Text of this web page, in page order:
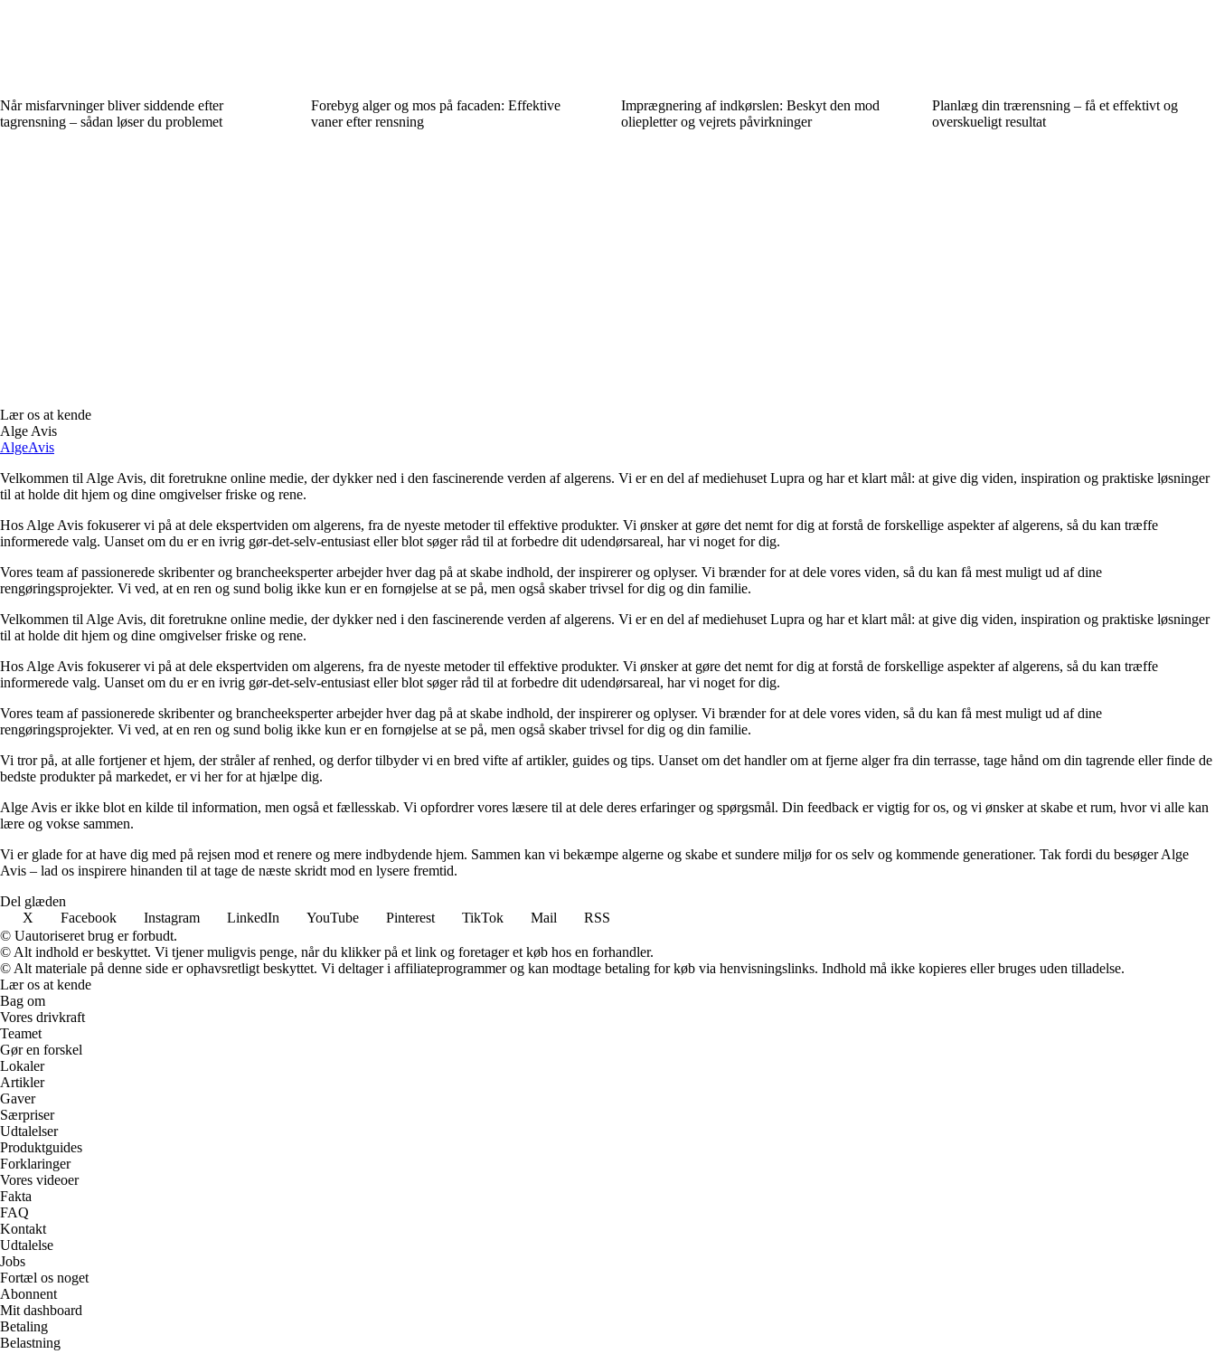
Når misfarvninger bliver siddende efter
tagrensning – sådan løser du problemet
Forebyg alger og mos på facaden: Effektive
vaner efter rensning
Imprægnering af indkørslen: Beskyt den mod
oliepletter og vejrets påvirkninger
Planlæg din trærensning – få et effektivt og
overskueligt resultat
Lær os at kende
Alge Avis
AlgeAvis
Velkommen til Alge Avis, dit foretrukne online medie, der dykker ned i den fascinerende verden af algerens. Vi er en del af mediehuset Lupra og har et klart mål: at give dig viden, inspiration og praktiske løsninger
til at holde dit hjem og dine omgivelser friske og rene.
Hos Alge Avis fokuserer vi på at dele ekspertviden om algerens, fra de nyeste metoder til effektive produkter. Vi ønsker at gøre det nemt for dig at forstå de forskellige aspekter af algerens, så du kan træffe
informerede valg. Uanset om du er en ivrig gør-det-selv-entusiast eller blot søger råd til at forbedre dit udendørsareal, har vi noget for dig.
Vores team af passionerede skribenter og brancheeksperter arbejder hver dag på at skabe indhold, der inspirerer og oplyser. Vi brænder for at dele vores viden, så du kan få mest muligt ud af dine
rengøringsprojekter. Vi ved, at en ren og sund bolig ikke kun er en fornøjelse at se på, men også skaber trivsel for dig og din familie.
Velkommen til Alge Avis, dit foretrukne online medie, der dykker ned i den fascinerende verden af algerens. Vi er en del af mediehuset Lupra og har et klart mål: at give dig viden, inspiration og praktiske løsninger
til at holde dit hjem og dine omgivelser friske og rene.
Hos Alge Avis fokuserer vi på at dele ekspertviden om algerens, fra de nyeste metoder til effektive produkter. Vi ønsker at gøre det nemt for dig at forstå de forskellige aspekter af algerens, så du kan træffe
informerede valg. Uanset om du er en ivrig gør-det-selv-entusiast eller blot søger råd til at forbedre dit udendørsareal, har vi noget for dig.
Vores team af passionerede skribenter og brancheeksperter arbejder hver dag på at skabe indhold, der inspirerer og oplyser. Vi brænder for at dele vores viden, så du kan få mest muligt ud af dine
rengøringsprojekter. Vi ved, at en ren og sund bolig ikke kun er en fornøjelse at se på, men også skaber trivsel for dig og din familie.
Vi tror på, at alle fortjener et hjem, der stråler af renhed, og derfor tilbyder vi en bred vifte af artikler, guides og tips. Uanset om det handler om at fjerne alger fra din terrasse, tage hånd om din tagrende eller finde de
bedste produkter på markedet, er vi her for at hjælpe dig.
Alge Avis er ikke blot en kilde til information, men også et fællesskab. Vi opfordrer vores læsere til at dele deres erfaringer og spørgsmål. Din feedback er vigtig for os, og vi ønsker at skabe et rum, hvor vi alle kan
lære og vokse sammen.
Vi er glade for at have dig med på rejsen mod et renere og mere indbydende hjem. Sammen kan vi bekæmpe algerne og skabe et sundere miljø for os selv og kommende generationer. Tak fordi du besøger Alge
Avis – lad os inspirere hinanden til at tage de næste skridt mod en lysere fremtid.
Del glæden
X
Facebook Instagram LinkedIn YouTube Pinterest TikTok Mail
RSS
© Uautoriseret brug er forbudt.
© Alt indhold er beskyttet. Vi tjener muligvis penge, når du klikker på et link og foretager et køb hos en forhandler.
© Alt materiale på denne side er ophavsretligt beskyttet. Vi deltager i affiliateprogrammer og kan modtage betaling for køb via henvisningslinks. Indhold må ikke kopieres eller bruges uden tilladelse.
Lær os at kende
Bag om
Vores drivkraft
Teamet
Gør en forskel
Lokaler
Artikler
Gaver
Særpriser
Udtalelser
Produktguides
Forklaringer
Vores videoer
Fakta
FAQ
Kontakt
Udtalelse
Jobs
Fortæl os noget
Abonnent
Mit dashboard
Betaling
Belastning